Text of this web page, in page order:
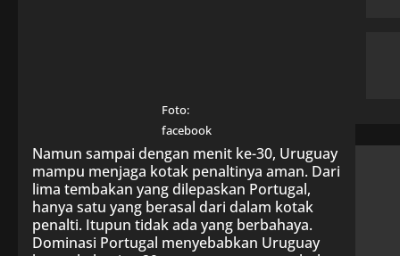
Foto:
facebook
Namun sampai dengan menit ke-30, Uruguay
mampu menjaga kotak penaltinya aman. Dari
lima tembakan yang dilepaskan Portugal,
hanya satu yang berasal dari dalam kotak
penalti. Itupun tidak ada yang berbahaya.
Dominasi Portugal menyebabkan Uruguay